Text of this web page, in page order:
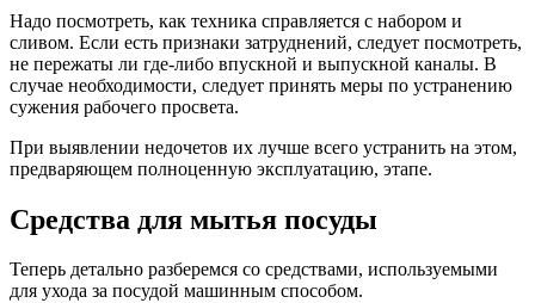
Надо посмотреть, как техника справляется с набором и
сливом. Если есть признаки затруднений, следует посмотреть,
не пережаты ли где-либо впускной и выпускной каналы. В
случае необходимости, следует принять меры по устранению
сужения рабочего просвета.
При выявлении недочетов их лучше всего устранить на этом,
предваряющем полноценную эксплуатацию, этапе.
Средства для мытья посуды
Теперь детально разберемся со средствами, используемыми
для ухода за посудой машинным способом.